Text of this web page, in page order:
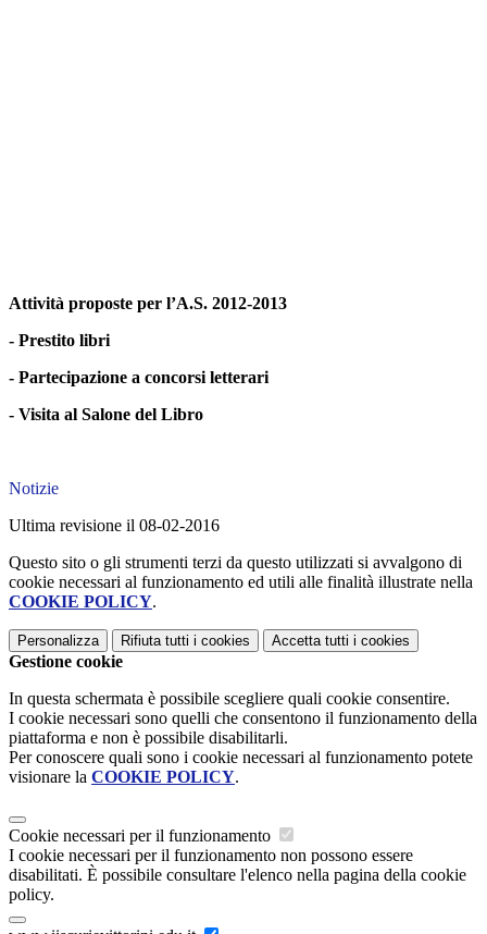
Attività proposte per l’A.S. 2012-2013
- Prestito libri
- Partecipazione a concorsi letterari
- Visita al Salone del Libro
Notizie
Ultima revisione il 08-02-2016
Questo sito o gli strumenti terzi da questo utilizzati si avvalgono di
cookie necessari al funzionamento ed utili alle finalità illustrate nella
COOKIE POLICY.
Personalizza Rifiuta tutti i cookies Accetta tutti i cookies
Gestione cookie
In questa schermata è possibile scegliere quali cookie consentire.
I cookie necessari sono quelli che consentono il funzionamento della
piattaforma e non è possibile disabilitarli.
Per conoscere quali sono i cookie necessari al funzionamento potete
visionare la COOKIE POLICY.
Cookie necessari per il funzionamento
I cookie necessari per il funzionamento non possono essere
disabilitati. È possibile consultare l'elenco nella pagina della cookie
policy.